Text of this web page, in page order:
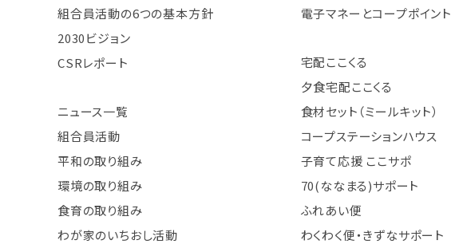
組合員活動の6つの基本方針
2030ビジョン
CSRレポート
ニュース一覧
組合員活動
平和の取り組み
環境の取り組み
食育の取り組み
わが家のいちおし活動
電子マネーとコープポイント
宅配ここくる
夕食宅配ここくる
食材セット（ミールキット）
コープステーションハウス
子育て応援 ここサポ
70(ななまる)サポート
ふれあい便
わくわく便・きずなサポート